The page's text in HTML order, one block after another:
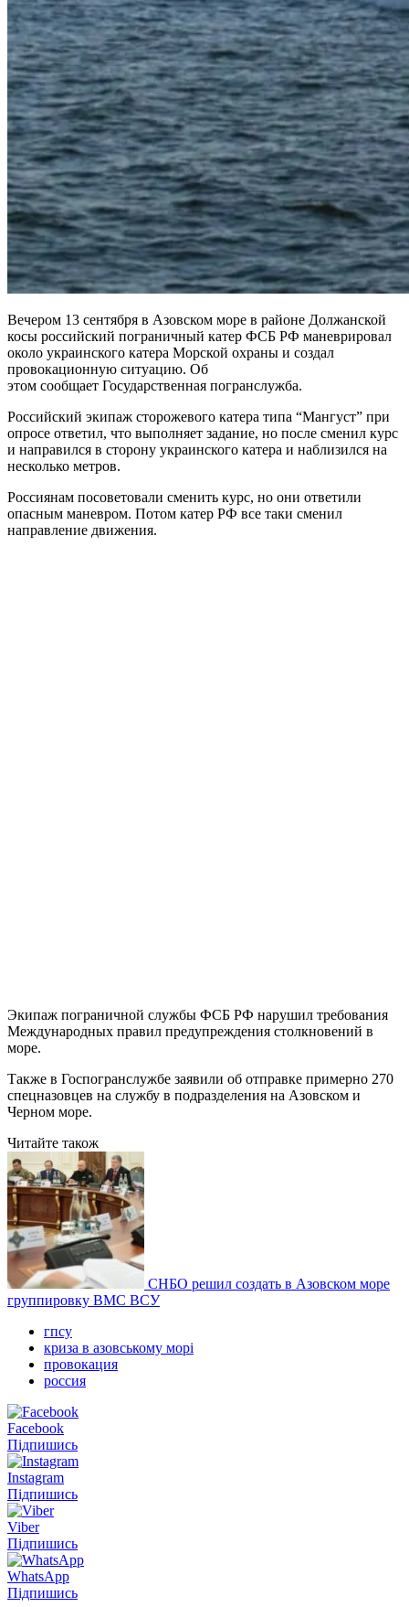
Вечером 13 сентября в Азовском море в районе Должанской
косы российский пограничный катер ФСБ РФ маневрировал
около украинского катера Морской охраны и создал
провокационную ситуацию. Об
этом сообщает Государственная погранслужба.
Российский экипаж сторожевого катера типа “Мангуст” при
опросе ответил, что выполняет задание, но после сменил курс
и направился в сторону украинского катера и наблизился на
несколько метров.
Россиянам посоветовали сменить курс, но они ответили
опасным маневром. Потом катер РФ все таки сменил
направление движения.
Экипаж пограничной службы ФСБ РФ нарушил требования
Международных правил предупреждения столкновений в
море.
Также в Госпогранслужбе заявили об отправке примерно 270
спецназовцев на службу в подразделения на Азовском и
Черном море.
Читайте також
СНБО решил создать в Азовском море
группировку ВМС ВСУ
гпсу
криза в азовському морі
провокация
россия
Facebook
Підпишись
Instagram
Підпишись
Viber
Підпишись
WhatsApp
Підпишись